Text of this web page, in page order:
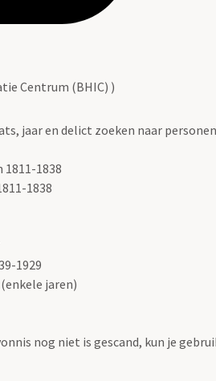
Centrum (BHIC) )
jaar en delict zoeken naar
1811-1838
1838
1929
jaren)
nog niet is gescand, kun je